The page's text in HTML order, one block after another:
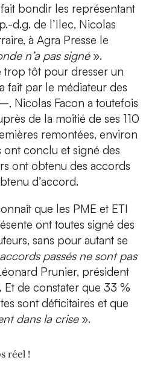
bondir les représentant
d.g. de l’Ilec, Nicolas
à Agra Presse le
n’a pas signé».
trop tôt pour dresser un
par le médiateur des
Nicolas Facon a toutefois
de la moitié de ses 110
remontées, environ
ont conclu et signé des
ont obtenu des accords
d’accord.
que les PME et ETI
ont toutes signé des
sans pour autant se
passés ne sont pas
Prunier, président
Et de constater que 33 %
sont déficitaires et que
dans la crise».
réel !